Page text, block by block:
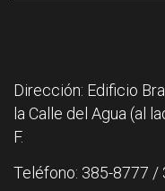
Dirección: Edificio
la Calle del Agua (al
F.
Teléfono: 385-8777 /